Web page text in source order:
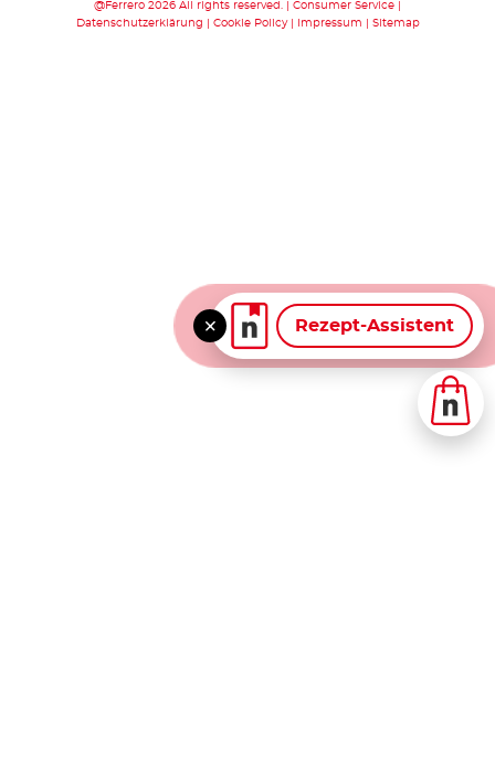
Rezept-Assistent
@Ferrero 2026 All rights reserved.
Consumer Service
Datenschutzerklärung
Cookie Policy Impressum Sitemap